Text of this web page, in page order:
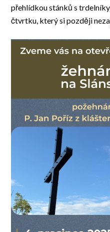
přehlídkou stánků s
čtvrtku, který si později